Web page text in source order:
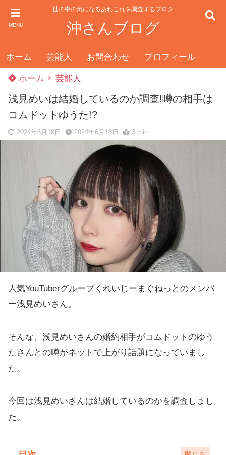
MENU
世の中の気になるあれこれを調査するブログ
沖さんブログ
ホーム 芸能人 お問合わせ プロフィール
ホーム 芸能人
浅見めいは結婚しているのか調査!噂の相手は
コムドットゆうた!?
2024年6月18日 2024年6月18日 3 min
人気YouTuberグループくれいじーまぐねっとのメンバ
ー浅見めいさん。
そんな、浅見めいさんの婚約相手がコムドットのゆう
たさんとの噂がネットで上がり話題になっていまし
た。
今回は浅見めいさんは結婚しているのかを調査しまし
た。